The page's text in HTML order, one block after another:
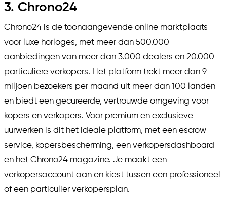
3. Chrono24
Chrono24 is de toonaangevende online marktplaats
voor luxe horloges, met meer dan 500.000
aanbiedingen van meer dan 3.000 dealers en 20.000
particuliere verkopers. Het platform trekt meer dan 9
miljoen bezoekers per maand uit meer dan 100 landen
en biedt een gecureerde, vertrouwde omgeving voor
kopers en verkopers. Voor premium en exclusieve
uurwerken is dit het ideale platform, met een escrow
service, kopersbescherming, een verkopersdashboard
en het Chrono24 magazine. Je maakt een
verkopersaccount aan en kiest tussen een professioneel
of een particulier verkopersplan.